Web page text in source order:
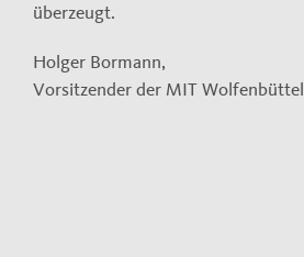
überzeugt.
Holger Bormann,
Vorsitzender der MIT Wolfenbüttel